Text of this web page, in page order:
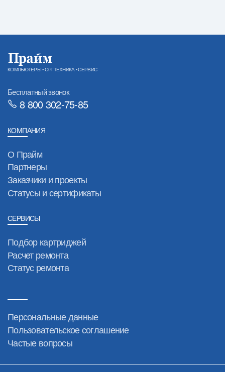
КОМПЬЮТЕРЫ • ОРГТЕХНИКА • СЕРВИС
Бесплатный звонок
8 800 302-75-85
КОМПАНИЯ
О Прайм
Партнеры
Заказчики и проекты
Статусы и сертификаты
СЕРВИСЫ
Подбор картриджей
Расчет ремонта
Статус ремонта
Персональные данные
Пользовательское соглашение
Частые вопросы